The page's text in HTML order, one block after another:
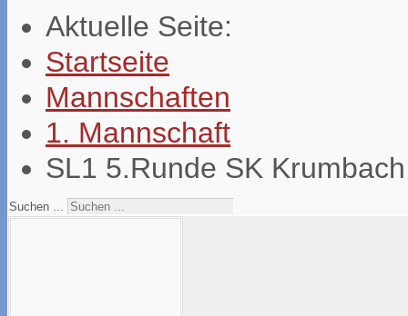
Aktuelle Seite:
Startseite
Mannschaften
1. Mannschaft
SL1 5.Runde SK
Suchen ...